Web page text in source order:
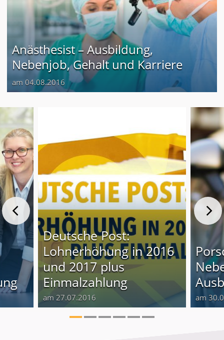
Anästhesist – Ausbildung,
Nebenjob, Gehalt und Karriere
am 04.08.2016
Deutsche Post:
Lohnerhöhung in 2016
und 2017 plus
Einmalzahlung
am 27.07.2016 am